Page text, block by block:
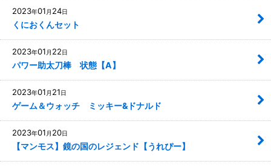
2023年01 月 24日
くにおくんセット
2023年01 月 22日
パワー助太刀棒 状態【A】
2023年01 月 21日
ゲーム＆ウォッチ ミッキー&ドナルド
2023年01 月 20日
【マンモス】鏡の国のレジェンド【うれぴー】